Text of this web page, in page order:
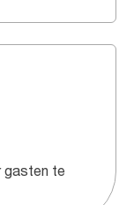
gasten te